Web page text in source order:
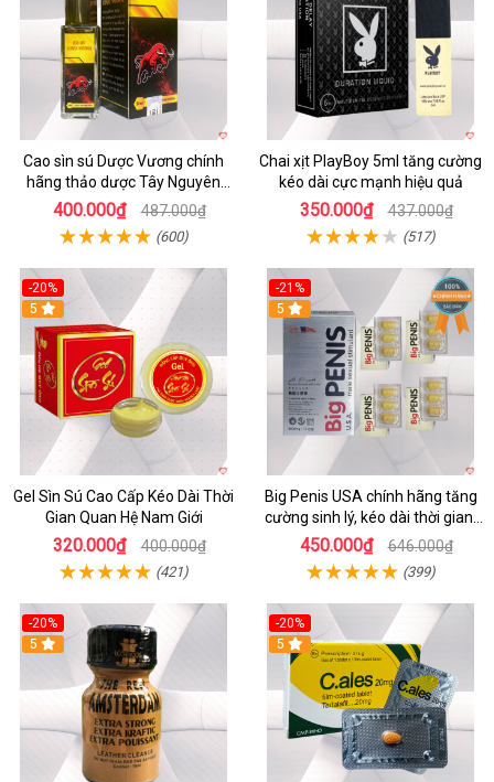
Cao sìn sú Dược Vương chính
hãng thảo dược Tây Nguyên
hiệu quả an toàn
400.000₫ 487.000₫
(600)
Chai xịt PlayBoy 5ml tăng cường
kéo dài cực mạnh hiệu quả
350.000₫ 437.000₫
(517)
-20%
5
Gel Sìn Sú Cao Cấp Kéo Dài Thời
Gian Quan Hệ Nam Giới
320.000₫ 400.000₫
(421)
-21%
5
Big Penis USA chính hãng tăng
cường sinh lý, kéo dài thời gian,
chống xuất tinh sớm
450.000₫ 646.000₫
(399)
-20%
5
-20%
5